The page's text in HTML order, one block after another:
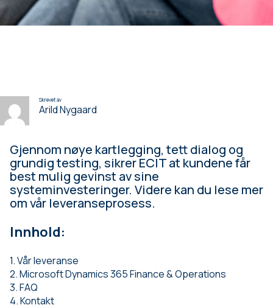
Skrevet av
Arild Nygaard
Gjennom nøye kartlegging, tett dialog og
grundig testing, sikrer ECIT at kundene får
best mulig gevinst av sine
systeminvesteringer. Videre kan du lese mer
om vår leveranseprosess.
Innhold:
1. Vår leveranse
2. Microsoft Dynamics 365 Finance & Operations
3. FAQ
4. Kontakt